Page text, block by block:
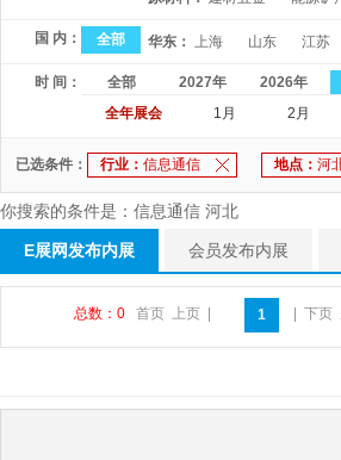
国 内： 全部 华东： 上海 山东 江苏
时 间： 全部 2027年 2026年
全年展会
1月 2月
已选条件： 行业： 信息通信 地点： 河
你搜索的条件是：信息通信 河北
E展网发布内展 会员发布内展
总数：0 首页 上页 1 下页